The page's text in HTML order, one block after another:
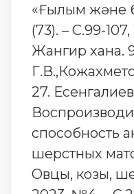
«Ғылым және
(73). – С.99-
Жангир хана.
27.
способность
шерстных
Овцы, козы,